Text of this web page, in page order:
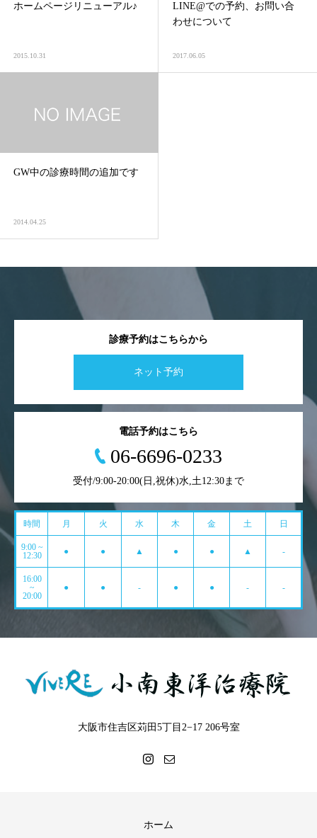
ホームページリニューアル♪
2015.10.31
LINE@での予約、お問い合
わせについて
2017.06.05
GW中の診療時間の追加です
2014.04.25
診療予約はこちらから
ネット予約
電話予約はこちら
06-6696-0233
受付/9:00-20:00(日,祝休)水,土12:30まで
時間 月 火 水 木 金 土 日
9:00 ~
12:30
● ● ▲ ● ● ▲ -
16:00
~
20:00
● ● - ● ● - -
大阪市住吉区苅田5丁目2−17 206号室
ホーム